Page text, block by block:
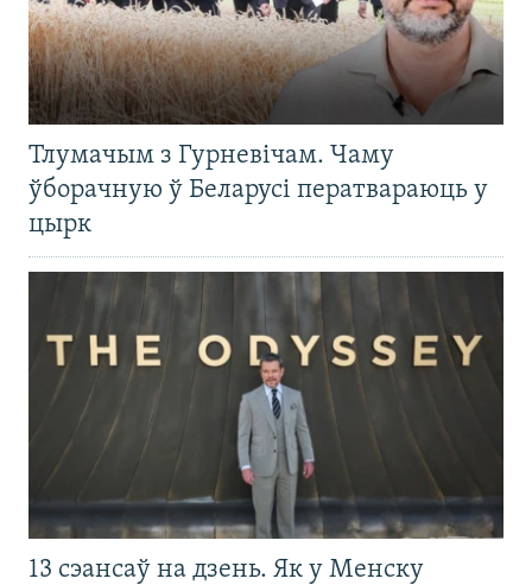
Тлумачым з Гурневічам. Чаму
ўборачную ў Беларусі ператвараюць у
цырк
13 сэансаў на дзень. Як у Менску